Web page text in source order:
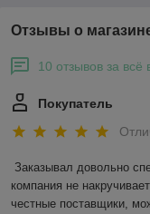
Отзывы о
10 отзывов за всё
Покупатель
Заказывал довольно
компания не
честные поставщики,